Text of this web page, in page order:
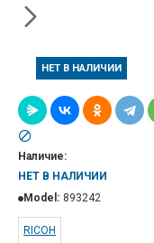
НЕТ В НАЛИЧИИ
Наличие:
НЕТ В НАЛИЧИИ
Model: 893242
RICOH